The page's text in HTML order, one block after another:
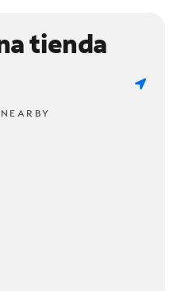
tienda